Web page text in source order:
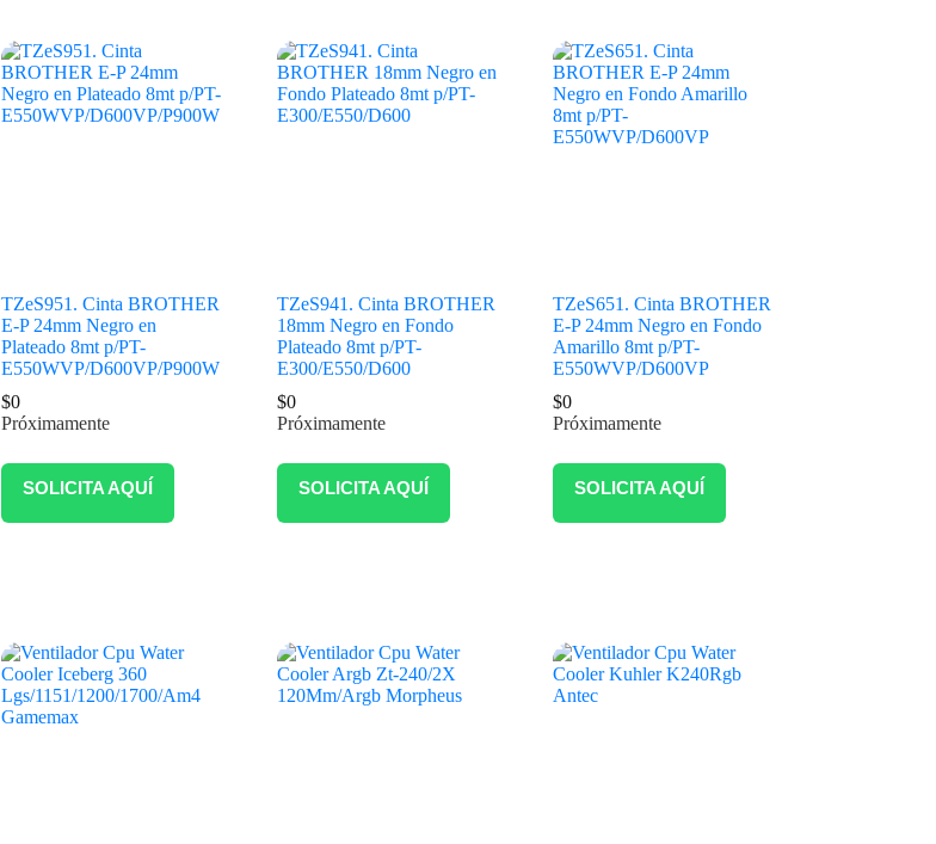
TZeS951. Cinta BROTHER
E-P 24mm Negro en
Plateado 8mt p/PT-
E550WVP/D600VP/P900W
$0
Próximamente
SOLICITA AQUÍ
TZeS941. Cinta BROTHER
18mm Negro en Fondo
Plateado 8mt p/PT-
E300/E550/D600
$0
Próximamente
SOLICITA AQUÍ
TZeS651. Cinta BROTHER
E-P 24mm Negro en Fondo
Amarillo 8mt p/PT-
E550WVP/D600VP
$0
Próximamente
SOLICITA AQUÍ